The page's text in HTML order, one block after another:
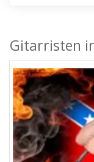
Gitarristen